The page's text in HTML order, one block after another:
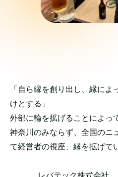
「自ら縁を創り出し、縁に
けとする」
外部に輪を拡げることによっ
神奈川のみならず、全国のニ
て経営者の視座、縁を拡げて